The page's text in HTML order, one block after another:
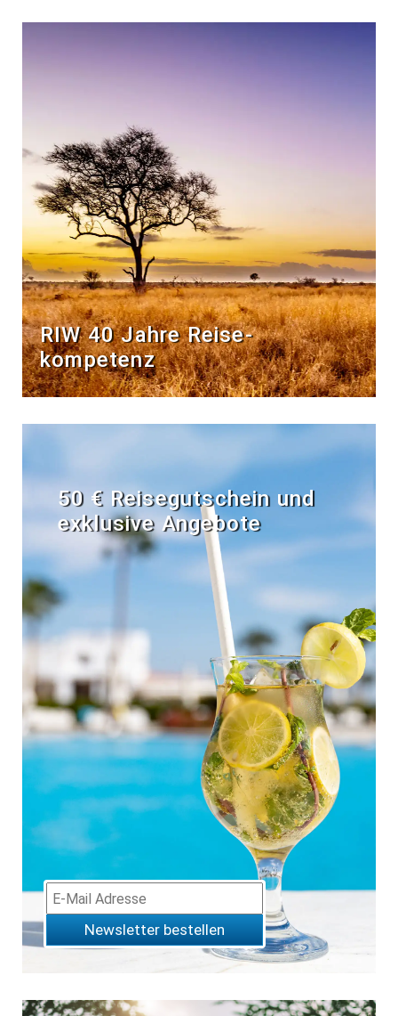
RIW 40 Jahre Reise­
kompetenz
50 € Reisegutschein und
exklusive Angebote
Newsletter bestellen